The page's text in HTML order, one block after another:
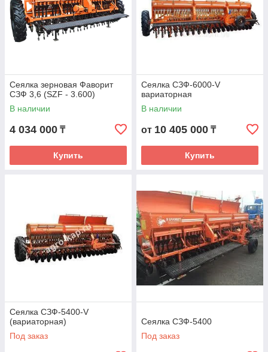
Сеялка зерновая Фаворит
СЗФ 3,6 (SZF - 3.600)
В наличии
4 034 000 ₸
Купить
Сеялка СЗФ-6000-V
вариаторная
В наличии
от 10 405 000 ₸
Купить
Сеялка СЗФ-5400-V
(вариаторная)
Под заказ
Сеялка СЗФ-5400
Под заказ